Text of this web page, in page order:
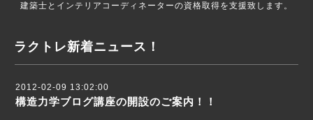
建築士とインテリアコーディネーターの資格取得を支援致します。
ラクトレ新着ニュース！
2012-02-09 13:02:00
構造力学ブログ講座の開設のご案内！！